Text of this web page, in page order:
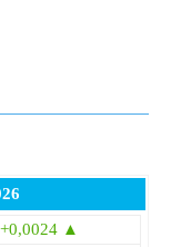
+0,0024 ▲